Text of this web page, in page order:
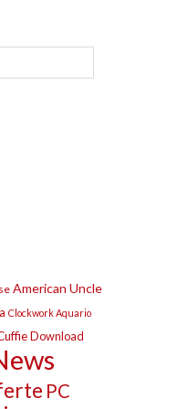
American Uncle
Clockwork Aquario
Download
PC